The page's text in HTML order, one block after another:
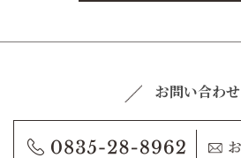
お問い合わせ